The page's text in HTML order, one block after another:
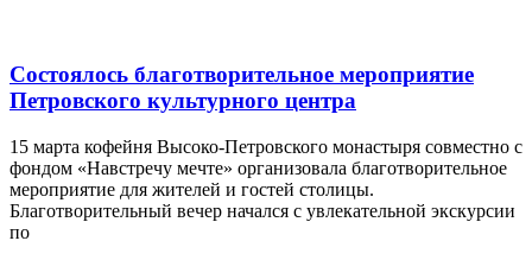
Состоялось благотворительное мероприятие
Петровского культурного центра
15 марта кофейня Высоко-Петровского монастыря совместно с
фондом «Навстречу мечте» организовала благотворительное
мероприятие для жителей и гостей столицы.
Благотворительный вечер начался с увлекательной экскурсии
по